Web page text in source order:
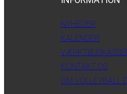
NYHEDER
KALENDER
KONTAKT OS
OM VOLLEYBALL